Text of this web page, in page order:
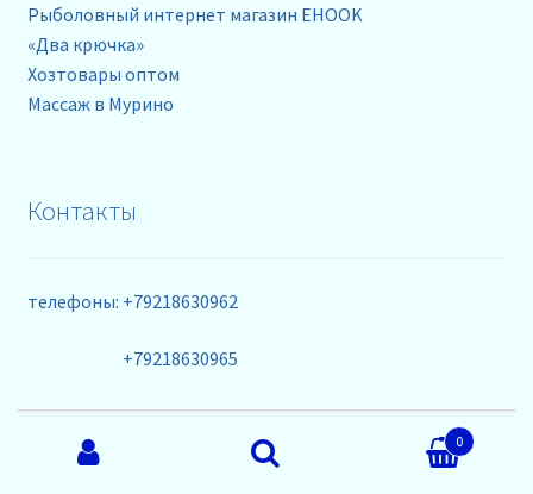
Рыболовный интернет магазин EHOOK
«Два крючка»
Хозтовары оптом
Массаж в Мурино
Контакты
телефоны: +79218630962
+79218630965
email: info@rybalka-opt.ru
0